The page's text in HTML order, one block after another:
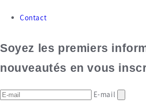
Contact
Soyez les premiers
nouveautés en vous
E-mail